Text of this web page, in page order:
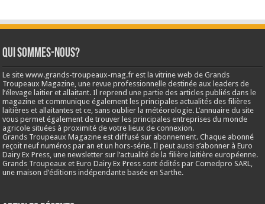
Qui sommes-nous?
Le site www.grands-troupeaux-mag.fr est la vitrine web de Grands
Troupeaux Magazine, une revue professionnelle destinée aux leaders de
l’élevage laitier et allaitant. Il reprend une partie des articles publiés dans le
magazine et communique également les principales actualités des filières
laitières et allaitantes et ce, sans oublier la météorologie. L’annuaire du site
vous permet également de trouver les principales entreprises du monde
agricole situées à proximité de votre lieux de connexion.
Grands Troupeaux Magazine est diffusé sur abonnement. Chaque abonné
reçoit neuf numéros par an et un hors-série. Il peut aussi s’abonner à Euro
Dairy Ex Press, une newsletter sur l’actualité de la filière laitière européenne.
Grands Troupeaux et Euro Dairy Ex Press sont édités par Comedpro SARL,
une maison d’éditions indépendante basée en Sarthe.